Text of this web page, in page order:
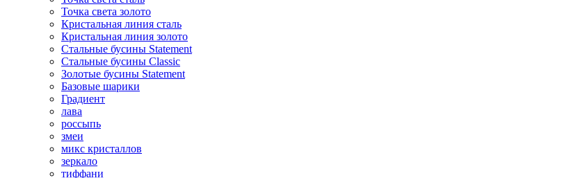
Точка света золото
Кристальная линия сталь
Кристальная линия золото
Стальные бусины Statement
Стальные бусины Classic
Золотые бусины Statement
Базовые шарики
Градиент
лава
россыпь
змеи
микс кристаллов
зеркало
тиффани